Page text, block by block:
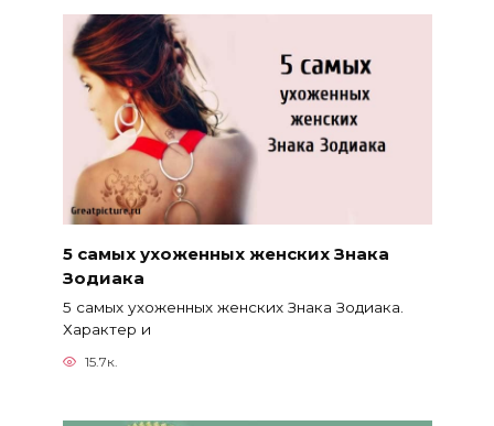
5 самых ухоженных женских Знака
Зодиака
5 самых ухоженных женских Знака Зодиака.
Характер и
15.7к.